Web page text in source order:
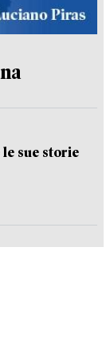
le sue storie